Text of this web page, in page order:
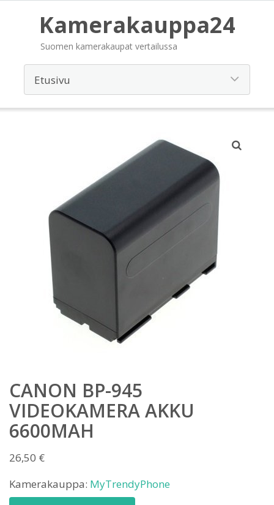
Kamerakauppa24
Suomen kamerakaupat vertailussa
CANON BP-945
VIDEOKAMERA AKKU
6600MAH
26,50 €
Kamerakauppa: MyTrendyPhone